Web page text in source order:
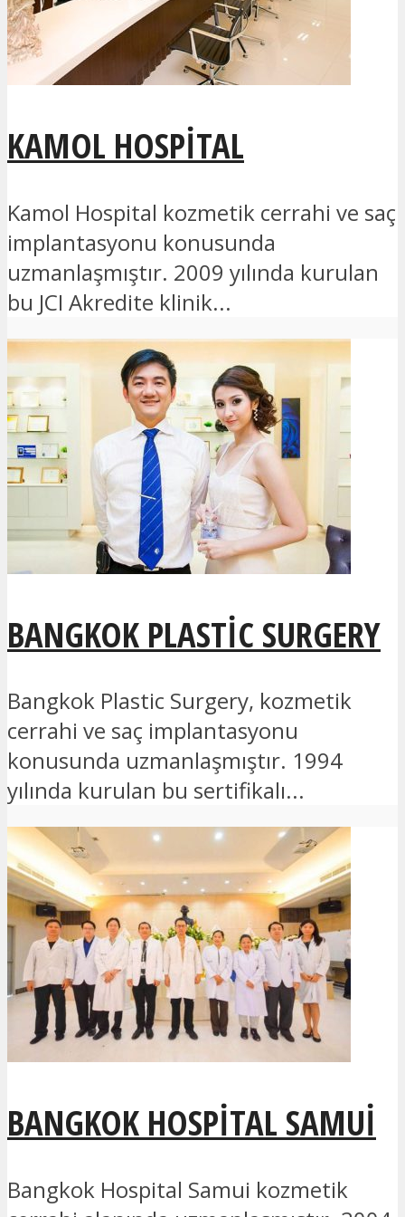
KAMOL HOSPITAL
Kamol Hospital kozmetik cerrahi ve saç
implantasyonu konusunda
uzmanlaşmıştır. 2009 yılında kurulan
bu JCI Akredite klinik...
BANGKOK PLASTIC SURGERY
Bangkok Plastic Surgery, kozmetik
cerrahi ve saç implantasyonu
konusunda uzmanlaşmıştır. 1994
yılında kurulan bu sertifikalı...
BANGKOK HOSPITAL SAMUI
Bangkok Hospital Samui kozmetik